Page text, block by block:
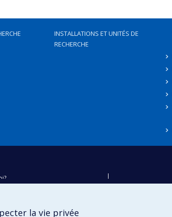
INSTALLATIONS ET UNITÉS DE
RECHERCHE
la vie privée